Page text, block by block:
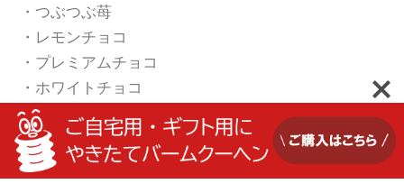
・つぶつぶ苺
・レモンチョコ
・プレミアムチョコ
・ホワイトチョコ
・コーヒーチョコ
・ほうじ茶チョコ